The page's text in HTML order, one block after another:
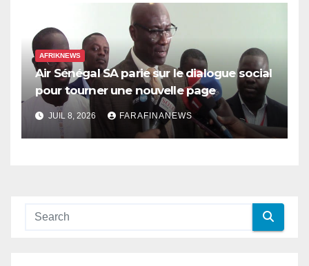
AFRIKNEWS
Air Sénégal SA parie sur le dialogue social
pour tourner une nouvelle page
JUIL 8, 2026 FARAFINANEWS